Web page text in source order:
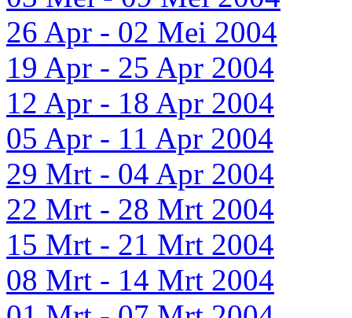
26 Apr - 02 Mei 2004
19 Apr - 25 Apr 2004
12 Apr - 18 Apr 2004
05 Apr - 11 Apr 2004
29 Mrt - 04 Apr 2004
22 Mrt - 28 Mrt 2004
15 Mrt - 21 Mrt 2004
08 Mrt - 14 Mrt 2004